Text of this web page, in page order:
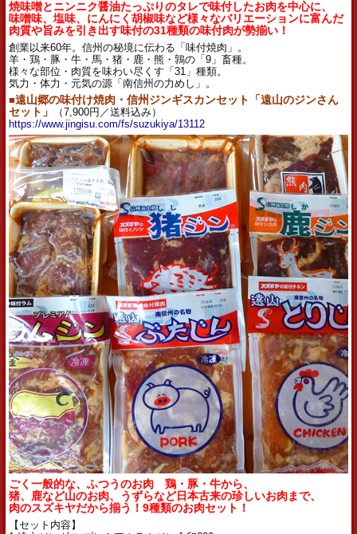
焼味噌とニンニク醤油たっぷりのタレで味付したお肉を中心に、
味噌味、塩味、にんにく胡椒味など様々なバリエーションに富んだ
肉質や旨みを引き出す味付の31種類の味付肉が勢揃い！
創業以来60年。信州の秘境に伝わる「味付焼肉」。
羊・鶏・豚・牛・馬・猪・鹿・熊・鶉の「9」畜種。
様々な部位・肉質を味わい尽くす「31」種類。
気力・体力・元気の源「南信州の力めし」。
■遠山郷の味付け焼肉・信州ジンギスカンセット「遠山のジンさん
セット」
（7,900円／送料込み）
https://www.jingisu.com/fs/suzukiya/13112
ごく一般的な、ふつうのお肉 鶏・豚・牛から、
猪、鹿など山のお肉、うずらなど日本古来の珍しいお肉まで、
肉のスズキヤだから揃う！9種類のお肉セット！
【セット内容】